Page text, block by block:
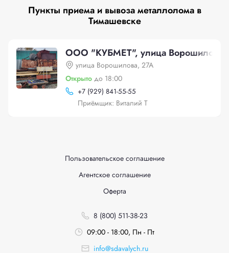
Пункты приема и вывоза металлолома в
Тимашевске
ООО "КУБМЕТ", улица Ворошилова,
улица Ворошилова, 27А
Открыто до 18:00
+7 (929) 841-55-55
Приёмщик: Виталий Т
Пользовательское соглашение
Агентское соглашение
Оферта
8 (800) 511-38-23
09:00 - 18:00, Пн - Пт
info@sdavalych.ru